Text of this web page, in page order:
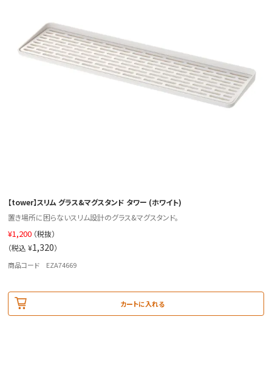
【tower】スリム グラス&マグスタンド タワー (ホワイト)
置き場所に困らないスリム設計のグラス&マグスタンド。
¥1,200 （税抜）
（税込 ¥1,320）
商品コード EZA74669
カートに入れる